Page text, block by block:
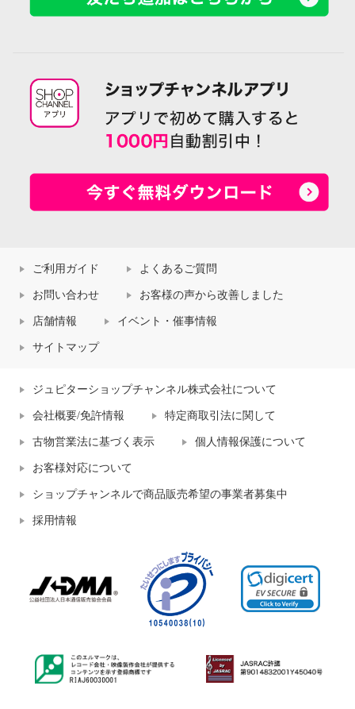
ご利用ガイド よくあるご質問
お問い合わせ お客様の声から改善しました
店舗情報 イベント・催事情報
サイトマップ
ジュピターショップチャンネル株式会社について
会社概要/免許情報 特定商取引法に関して
古物営業法に基づく表示 個人情報保護について
お客様対応について
ショップチャンネルで商品販売希望の事業者募集中
採用情報